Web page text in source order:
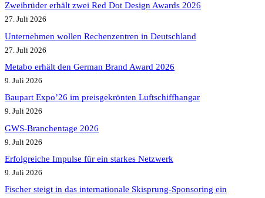
Zweibrüder erhält zwei Red Dot Design Awards 2026
27. Juli 2026
Unternehmen wollen Rechenzentren in Deutschland
27. Juli 2026
Metabo erhält den German Brand Award 2026
9. Juli 2026
Baupart Expo’26 im preisgekrönten Luftschiffhangar
9. Juli 2026
GWS-Branchentage 2026
9. Juli 2026
Erfolgreiche Impulse für ein starkes Netzwerk
9. Juli 2026
Fischer steigt in das internationale Skisprung-Sponsoring ein